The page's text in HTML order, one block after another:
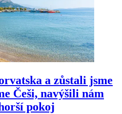
a zůstali jsme
Češi, navýšili nám
pokoj